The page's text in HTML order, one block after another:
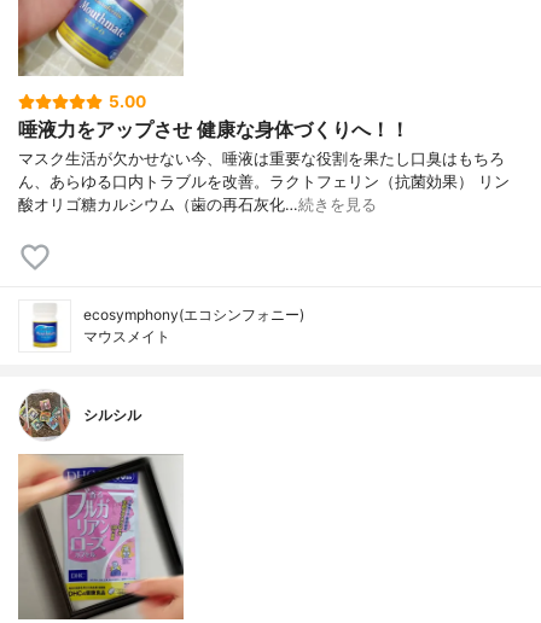
5.00
唾液力をアップさせ 健康な身体づくりへ！！
マスク生活が欠かせない今、唾液は重要な役割を果たし口臭はもちろ
ん、あらゆる口内トラブルを改善。ラクトフェリン（抗菌効果） リン
酸オリゴ糖カルシウム（歯の再石灰化…続きを見る
ecosymphony(エコシンフォニー)
マウスメイト
シルシル